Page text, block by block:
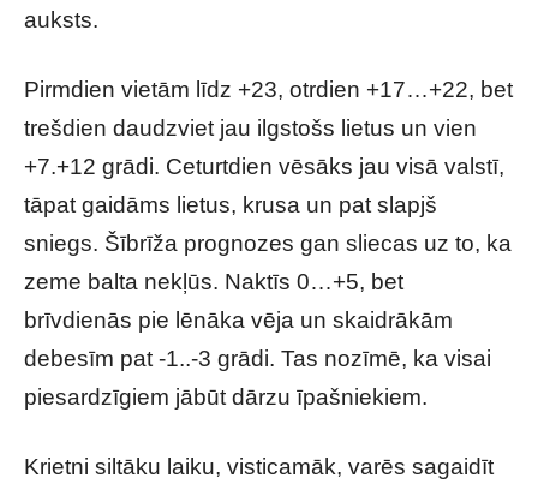
auksts.
Pirmdien vietām līdz +23, otrdien +17…+22, bet
trešdien daudzviet jau ilgstošs lietus un vien
+7.+12 grādi. Ceturtdien vēsāks jau visā valstī,
tāpat gaidāms lietus, krusa un pat slapjš
sniegs. Šībrīža prognozes gan sliecas uz to, ka
zeme balta nekļūs. Naktīs 0…+5, bet
brīvdienās pie lēnāka vēja un skaidrākām
debesīm pat -1..-3 grādi. Tas nozīmē, ka visai
piesardzīgiem jābūt dārzu īpašniekiem.
Krietni siltāku laiku, visticamāk, varēs sagaidīt